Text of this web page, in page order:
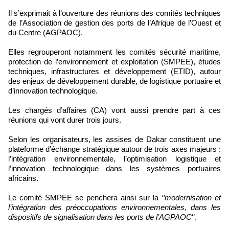
Il s’exprimait à l’ouverture des réunions des comités techniques
de l’Association de gestion des ports de l’Afrique de l’Ouest et
du Centre (AGPAOC).
Elles regrouperont notamment les comités sécurité maritime,
protection de l’environnement et exploitation (SMPEE), études
techniques, infrastructures et développement (ETID), autour
des enjeux de développement durable, de logistique portuaire et
d’innovation technologique.
Les chargés d’affaires (CA) vont aussi prendre part à ces
réunions qui vont durer trois jours.
Selon les organisateurs, les assises de Dakar constituent une
plateforme d’échange stratégique autour de trois axes majeurs :
l’intégration environnementale, l’optimisation logistique et
l’innovation technologique dans les systèmes portuaires
africains.
Le comité SMPEE se penchera ainsi sur la ‘’modernisation et
l’intégration des préoccupations environnementales, dans les
dispositifs de signalisation dans les ports de l’AGPAOC‘’.